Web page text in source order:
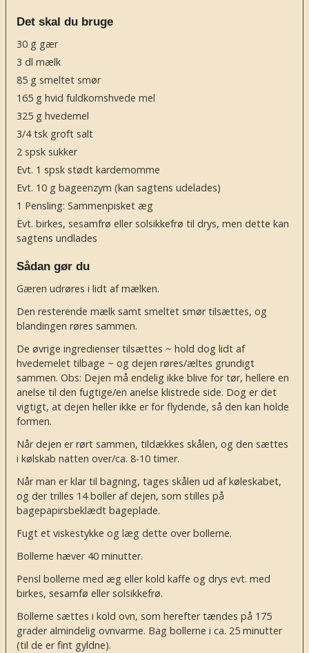
Det skal du bruge
30 g gær
3 dl mælk
85 g smeltet smør
165 g hvid fuldkornshvede mel
325 g hvedemel
3/4 tsk groft salt
2 spsk sukker
Evt. 1 spsk stødt kardemomme
Evt. 10 g bageenzym (kan sagtens udelades)
1 Pensling: Sammenpisket æg
Evt. birkes, sesamfrø eller solsikkefrø til drys, men dette kan
sagtens undlades
Sådan gør du
Gæren udrøres i lidt af mælken.
Den resterende mælk samt smeltet smør tilsættes, og
blandingen røres sammen.
De øvrige ingredienser tilsættes ~ hold dog lidt af
hvedemelet tilbage ~ og dejen røres/æltes grundigt
sammen. Obs: Dejen må endelig ikke blive for tør, hellere en
anelse til den fugtige/en anelse klistrede side. Dog er det
vigtigt, at dejen heller ikke er for flydende, så den kan holde
formen.
Når dejen er rørt sammen, tildækkes skålen, og den sættes
i kølskab natten over/ca. 8-10 timer.
Når man er klar til bagning, tages skålen ud af køleskabet,
og der trilles 14 boller af dejen, som stilles på
bagepapirsbeklædt bageplade.
Fugt et viskestykke og læg dette over bollerne.
Bollerne hæver 40 minutter.
Pensl bollerne med æg eller kold kaffe og drys evt. med
birkes, sesamfø eller solsikkefrø.
Bollerne sættes i kold ovn, som herefter tændes på 175
grader almindelig ovnvarme. Bag bollerne i ca. 25 minutter
(til de er fint gyldne).